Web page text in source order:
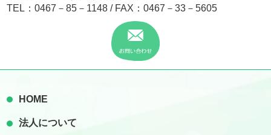
TEL：0467－85－1148 / FAX：0467－33－5605
HOME
法人について